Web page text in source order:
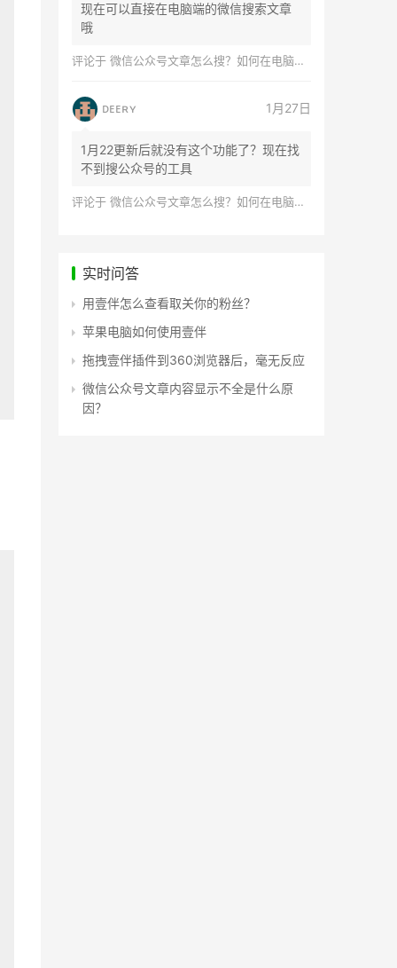
现在可以直接在电脑端的微信搜索文章
哦
评论于 微信公众号文章怎么搜？如何在电脑上搜索公众号文章？
ᴅᴇᴇʀʏ 1月27日
1月22更新后就没有这个功能了？现在找
不到搜公众号的工具
评论于 微信公众号文章怎么搜？如何在电脑上搜索公众号文章？
实时问答
用壹伴怎么查看取关你的粉丝？
苹果电脑如何使用壹伴
拖拽壹伴插件到360浏览器后，毫无反应
微信公众号文章内容显示不全是什么原
因？